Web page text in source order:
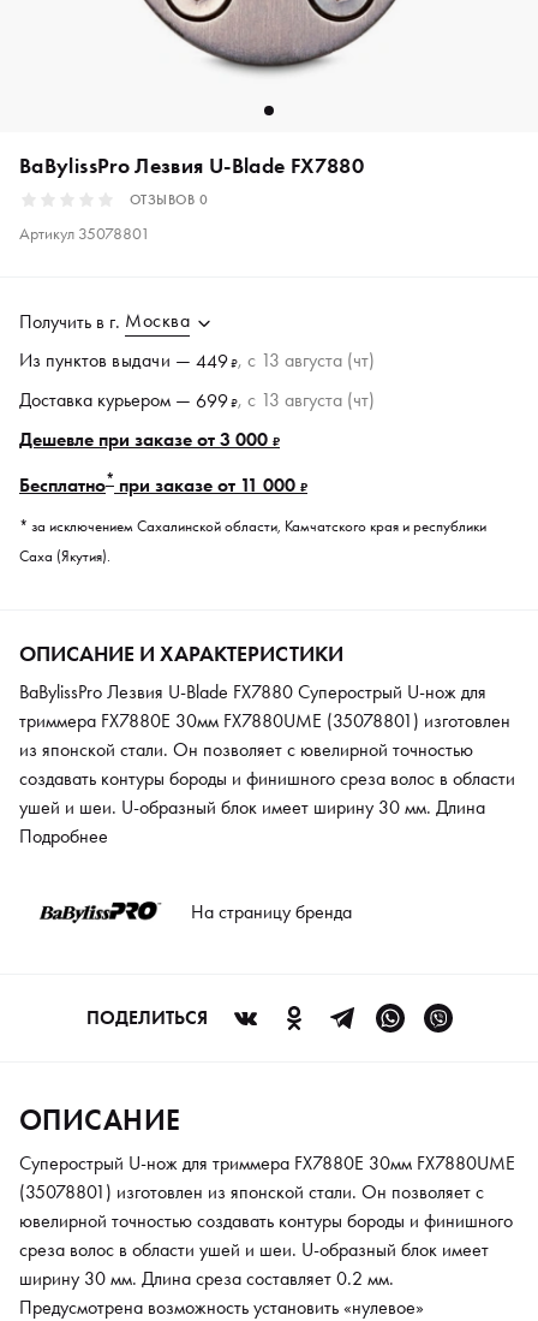
BaBylissPro Лезвия U-Blade FX7880
ОТЗЫВОВ 0
Артикул 35078801
Получить в г. Москва
Из пунктов выдачи — 449₽, c 13 августа (чт)
Доставка курьером — 699₽, c 13 августа (чт)
Дешевле при заказе от 3 000 ₽
Бесплатно* при заказе от 11 000 ₽
* за исключением Сахалинской области, Камчатского края и республики
Саха (Якутия).
ОПИСАНИЕ И ХАРАКТЕРИСТИКИ
BaBylissPro Лезвия U-Blade FX7880 Суперострый U-нож для
триммера FX7880E 30мм FX7880UME (35078801) изготовлен
из японской стали. Он позволяет с ювелирной точностью
создавать контуры бороды и финишного среза волос в области
ушей и шеи. U-образный блок имеет ширину 30 мм. Длина
среза составляет 0.2 мм. Предусмотрена возможность
Подробнее
На страницу бренда
ПОДЕЛИТЬСЯ
ОПИСАНИЕ
Суперострый U-нож для триммера FX7880E 30мм FX7880UME
(35078801) изготовлен из японской стали. Он позволяет с
ювелирной точностью создавать контуры бороды и финишного
среза волос в области ушей и шеи. U-образный блок имеет
ширину 30 мм. Длина среза составляет 0.2 мм.
Предусмотрена возможность установить «нулевое»